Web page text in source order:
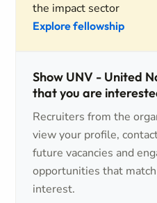
the impact sector
Explore fellowship
Show UNV - United
that you are
Recruiters from the
view your profile,
future vacancies and
opportunities that
interest.